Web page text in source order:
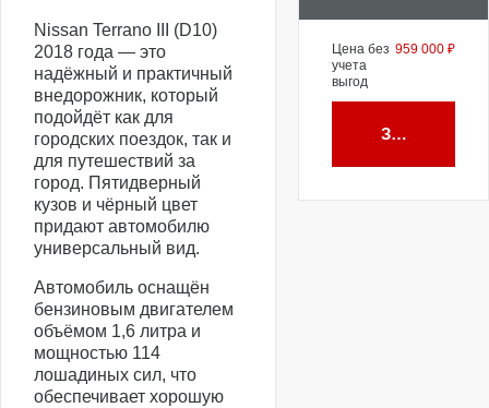
Nissan Terrano III (D10)
2018 года — это
надёжный и практичный
внедорожник, который
подойдёт как для
городских поездок, так и
для путешествий за
город. Пятидверный
кузов и чёрный цвет
придают автомобилю
универсальный вид.
Автомобиль оснащён
бензиновым двигателем
объёмом 1,6 литра и
мощностью 114
лошадиных сил, что
обеспечивает хорошую
Цена без
учета
выгод
959 000 ₽